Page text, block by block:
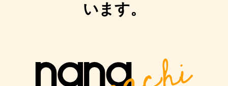
います。